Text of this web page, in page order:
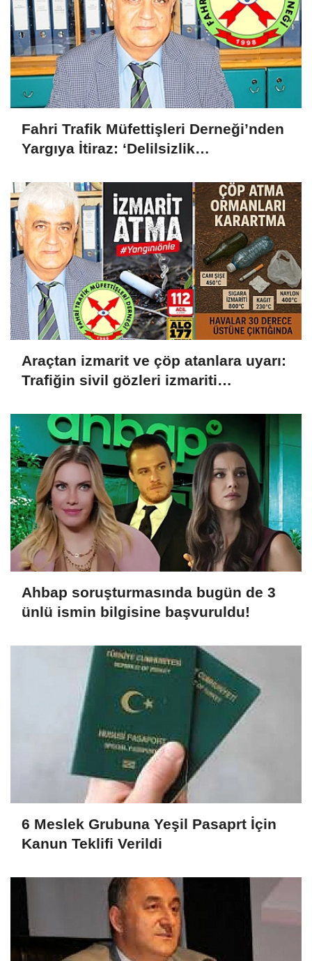
Fahri Trafik Müfettişleri Derneği’nden
Yargıya İtiraz: ‘Delilsizlik
Hukuksuzdur’
Araçtan izmarit ve çöp atanlara uyarı:
Trafiğin sivil gözleri izmariti
Ahbap soruşturmasında bugün de 3
ünlü ismin bilgisine başvuruldu!
6 Meslek Grubuna Yeşil Pasaprt İçin
Kanun Teklifi Verildi